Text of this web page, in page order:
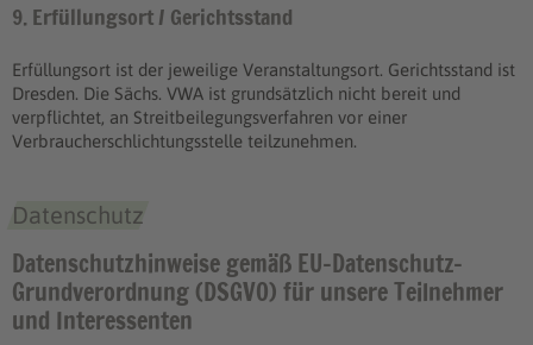
9. Erfüllungsort / Gerichtsstand
Erfüllungsort ist der jeweilige Veranstaltungsort. Gerichtsstand ist
Dresden. Die Sächs. VWA ist grundsätzlich nicht bereit und
verpflichtet, an Streitbeilegungsverfahren vor einer
Verbraucherschlichtungsstelle teilzunehmen.
Datenschutz
Datenschutzhinweise gemäß EU-Datenschutz-
Grundverordnung (DSGVO) für unsere Teilnehmer
und Interessenten